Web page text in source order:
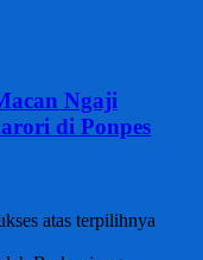
Ngaji
di Ponpes